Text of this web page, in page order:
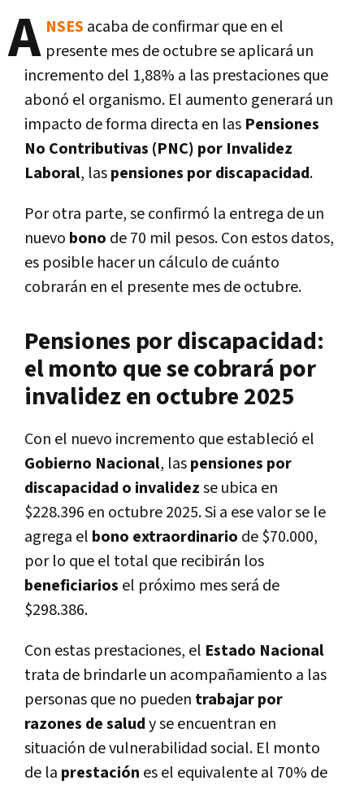
A NSES acaba de confirmar que en el
presente mes de octubre se aplicará un
incremento del 1,88% a las prestaciones que
abonó el organismo. El aumento generará un
impacto de forma directa en las Pensiones
No Contributivas (PNC) por Invalidez
Laboral, laspensiones por discapacidad.
Por otra parte, se confirmó la entrega de un
nuevo bono de 70 mil pesos. Con estos datos,
es posible hacer un cálculo de cuánto
cobrarán en el presente mes de octubre.
Pensiones por discapacidad:
el monto que se cobrará por
invalidez en octubre 2025
Con el nuevo incremento que estableció el
Gobierno Nacional, laspensiones por
discapacidad o invalidezse ubica en
$228.396 en octubre 2025. Si a ese valor se le
agrega el bono extraordinario de $70.000,
por lo que el total que recibirán los
beneficiarios el próximo mes será de
$298.386.
Con estas prestaciones, el Estado Nacional
trata de brindarle un acompañamiento a las
personas que no pueden trabajar por
razones de saludy se encuentran en
situación de vulnerabilidad social. El monto
de la prestación es el equivalente al 70% de